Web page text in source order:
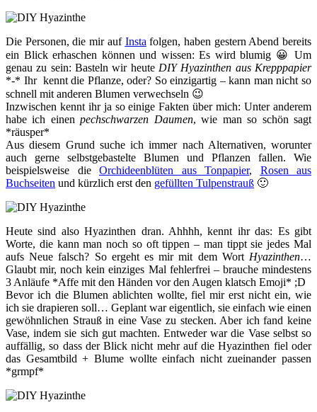
Die Personen, die mir auf Insta folgen, haben gestern Abend bereits
ein Blick erhaschen können und wissen: Es wird blumig 😀 Um
genau zu sein: Basteln wir heute DIY Hyazinthen aus Krepppapier
*-* Ihr kennt die Pflanze, oder? So einzigartig – kann man nicht so
schnell mit anderen Blumen verwechseln 😉
Inzwischen kennt ihr ja so einige Fakten über mich: Unter anderem
habe ich einenpechschwarzen Daumen, wie man so schön sagt
*räusper*
Aus diesem Grund suche ich immer nach Alternativen, worunter
auch gerne selbstgebastelte Blumen und Pflanzen fallen. Wie
beispielsweise die Orchideenblüten aus Tonpapier, Rosen aus
Buchseiten und kürzlich erst den gefüllten Tulpenstrauß 🙂
Heute sind also Hyazinthen dran. Ahhhh, kennt ihr das: Es gibt
Worte, die kann man noch so oft tippen – man tippt sie jedes Mal
aufs Neue falsch? So ergeht es mir mit dem Wort Hyazinthen…
Glaubt mir, noch kein einziges Mal fehlerfrei – brauche mindestens
3 Anläufe *Affe mit den Händen vor den Augen klatsch Emoji* ;D
Bevor ich die Blumen ablichten wollte, fiel mir erst nicht ein, wie
ich sie drapieren soll… Geplant war eigentlich, sie einfach wie einen
gewöhnlichen Strauß in eine Vase zu stecken. Aber ich fand keine
Vase, indem sie sich gut machten. Entweder war die Vase selbst so
auffällig, so dass der Blick nicht mehr auf die Hyazinthen fiel oder
das Gesamtbild + Blume wollte einfach nicht zueinander passen
*grmpf*